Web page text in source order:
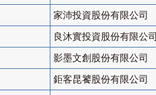
家沛投資股份有限公司
良沐實投資股份有限公司
影墨文創股份有限公司
鉅客昆饕股份有限公司